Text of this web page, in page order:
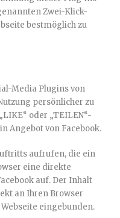
Zwei-Klick-
bestmöglich zu
Media Plugins von
persönlicher zu
oder „TEILEN“-
Angebot von Facebook.
aufrufen, die ein
eine direkte
auf. Der Inhalt
an Ihren Browser
eingebunden.